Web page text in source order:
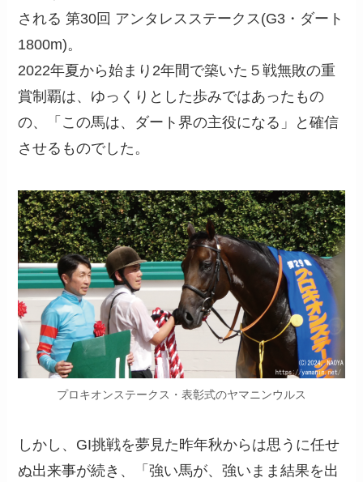
される 第30回 アンタレスステークス(G3・ダート
1800m)。
2022年夏から始まり2年間で築いた５戦無敗の重
賞制覇は、ゆっくりとした歩みではあったもの
の、「この馬は、ダート界の主役になる」と確信
させるものでした。
プロキオンステークス・表彰式のヤマニンウルス
しかし、GI挑戦を夢見た昨年秋からは思うに任せ
ぬ出来事が続き、「強い馬が、強いまま結果を出